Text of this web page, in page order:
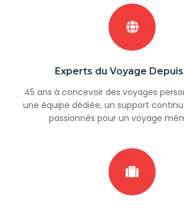
Experts du Voyage
45 ans à concevoir des voyages
une équipe dédiée, un support
passionnés pour un voyage